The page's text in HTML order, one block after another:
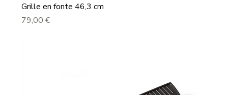
Grille en fonte 46,3 cm
Prix
79,00 €